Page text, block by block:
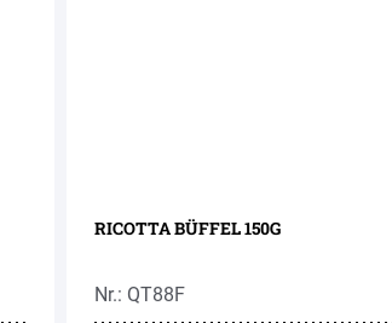
RICOTTA BÜFFEL 150G
Nr.: QT88F